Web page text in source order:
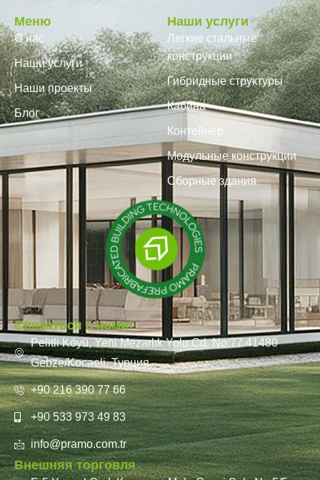
Меню
О нас
Наши услуги
Наши проекты
Блог
Наши услуги
Легкие стальные
конструкции
Гибридные структуры
Кабина
Контейнер
Модульные конструкции
Сборные здания
Связаться с нами!
Pelitli Köyü, Yeni Mezarlık Yolu Cd. No:77 41480
Gebze/Kocaeli, Турция
+90 216 390 77 66
+90 533 973 49 83
info@pramo.com.tr
Внешняя торговля